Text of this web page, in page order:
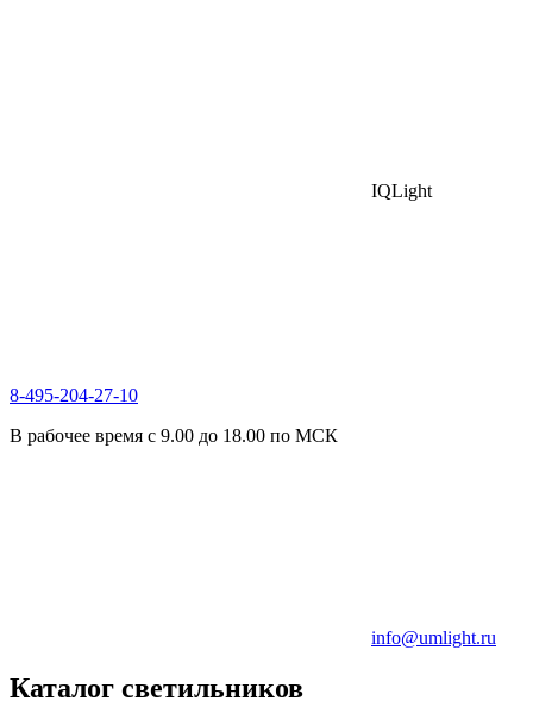
IQLight
8-495-204-27-10
В рабочее время с 9.00 до 18.00 по МСК
info@umlight.ru
Каталог светильников